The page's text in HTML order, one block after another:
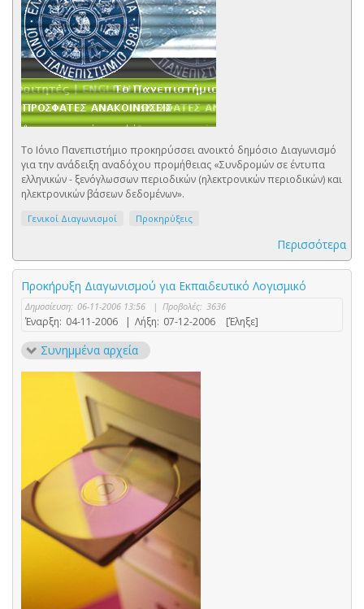
Το Ιόνιο Πανεπιστήμιο προκηρύσσει ανοικτό δημόσιο Διαγωνισμό
για την ανάδειξη αναδόχου προμήθειας «Συνδρομών σε έντυπα
ελληνικών - ξενόγλωσσων περιοδικών (ηλεκτρονικών περιοδικών) και
ηλεκτρονικών βάσεων δεδομένων».
Γενικοί Διαγωνισμοί Προκηρύξεις
Περισσότερα
Προκήρυξη Διαγωνισμού για Εκπαιδευτικό Λογισμικό
Δημοσίευση: 06-11-2006 13:56 | Προβολές: 3636
Έναρξη: 04-11-2006 | Λήξη: 07-12-2006 [Έληξε]
Συνημμένα αρχεία